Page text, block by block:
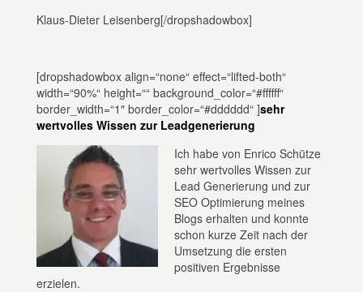
Klaus-Dieter Leisenberg[/dropshadowbox]
[dropshadowbox align=“none“ effect=“lifted-both“
width=“90%“ height=““ background_color=“#ffffff“
border_width=“1″ border_color=“#dddddd“ ]sehr
wertvolles Wissen zur Leadgenerierung
Ich habe von Enrico Schütze
sehr wertvolles Wissen zur
Lead Generierung und zur
SEO Optimierung meines
Blogs erhalten und konnte
schon kurze Zeit nach der
Umsetzung die ersten
positiven Ergebnisse
erzielen.